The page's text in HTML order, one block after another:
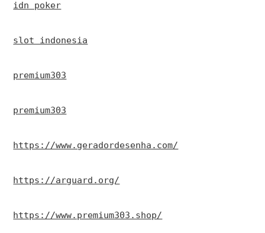
idn poker
slot indonesia
premium303
premium303
https://www.geradordesenha.com/
https://arguard.org/
https://www.premium303.shop/